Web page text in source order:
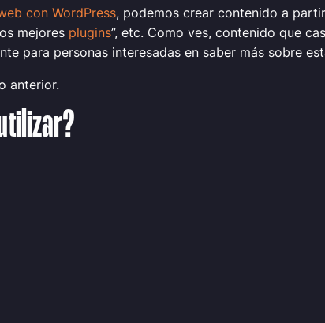
con WordPress, podemos crear contenido a
mejores plugins”, etc. Como ves, contenido que
para personas interesadas en saber más sobre
anterior.